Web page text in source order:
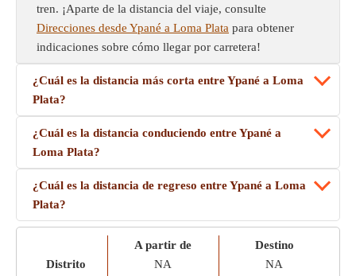
tren. ¡Aparte de la distancia del viaje, consulte
Direcciones desde Ypané a Loma Plata para obtener
indicaciones sobre cómo llegar por carretera!
¿Cuál es la distancia más corta entre Ypané a Loma
Plata?
¿Cuál es la distancia conduciendo entre Ypané a
Loma Plata?
¿Cuál es la distancia de regreso entre Ypané a Loma
Plata?
Distrito
A partir de
NA
Destino
NA